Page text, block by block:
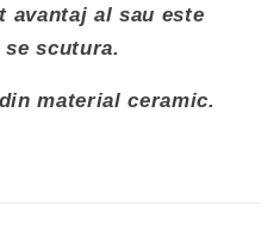
avantaj al sau este
scutura.
material ceramic.